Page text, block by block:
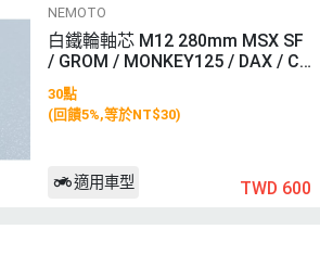
NEMOTO
白鐵輪軸芯 M12 280mm MSX SF
/ GROM / MONKEY125 / DAX / CT
125
30點
(回饋5%,等於NT$30)
適用車型 TWD 600